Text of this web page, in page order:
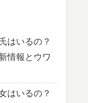
はいるの？
情報とウワ
はいるの？